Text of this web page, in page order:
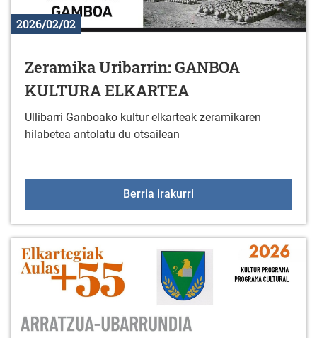
2026/02/02
Zeramika Uribarrin: GANBOA
KULTURA ELKARTEA
Ullibarri Ganboako kultur elkarteak zeramikaren
hilabetea antolatu du otsailean
Berria irakurri